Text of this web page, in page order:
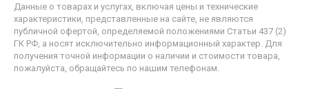
Данные о товарах и услугах, включая цены и технические
характеристики, представленные на сайте, не являются
публичной офертой, определяемой положениями Статьи 437 (2)
ГК РФ, а носят исключительно информационный характер. Для
получения точной информации о наличии и стоимости товара,
пожалуйста, обращайтесь по нашим телефонам.